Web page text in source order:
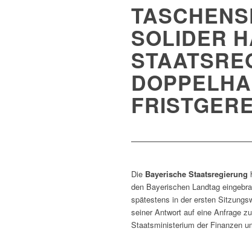
SOLIDER
Die Bayerische Staatsregierung
den Bayerischen Landtag
spätestens in der ersten
seiner Antwort auf eine Anfrage
Staatsministerium der Finanzen